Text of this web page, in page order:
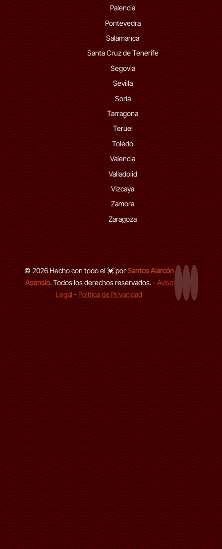
Palencia
Pontevedra
Salamanca
Santa Cruz de Tenerife
Segovia
Sevilla
Soria
Tarragona
Teruel
Toledo
Valencia
Valladolid
Vizcaya
Zamora
Zaragoza
© 2026 Hecho con todo el 💓 porSantos Alarcón
Asensio. Todos los derechos reservados. -Aviso
Legal - Política de Privacidad
Página Web
LinkedIn
GitHub